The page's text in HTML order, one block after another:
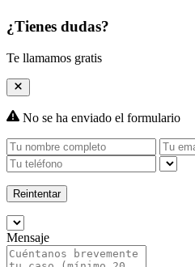
¿Tienes dudas?
Te llamamos gratis
No se ha enviado el formulario
Reintentar
Mensaje